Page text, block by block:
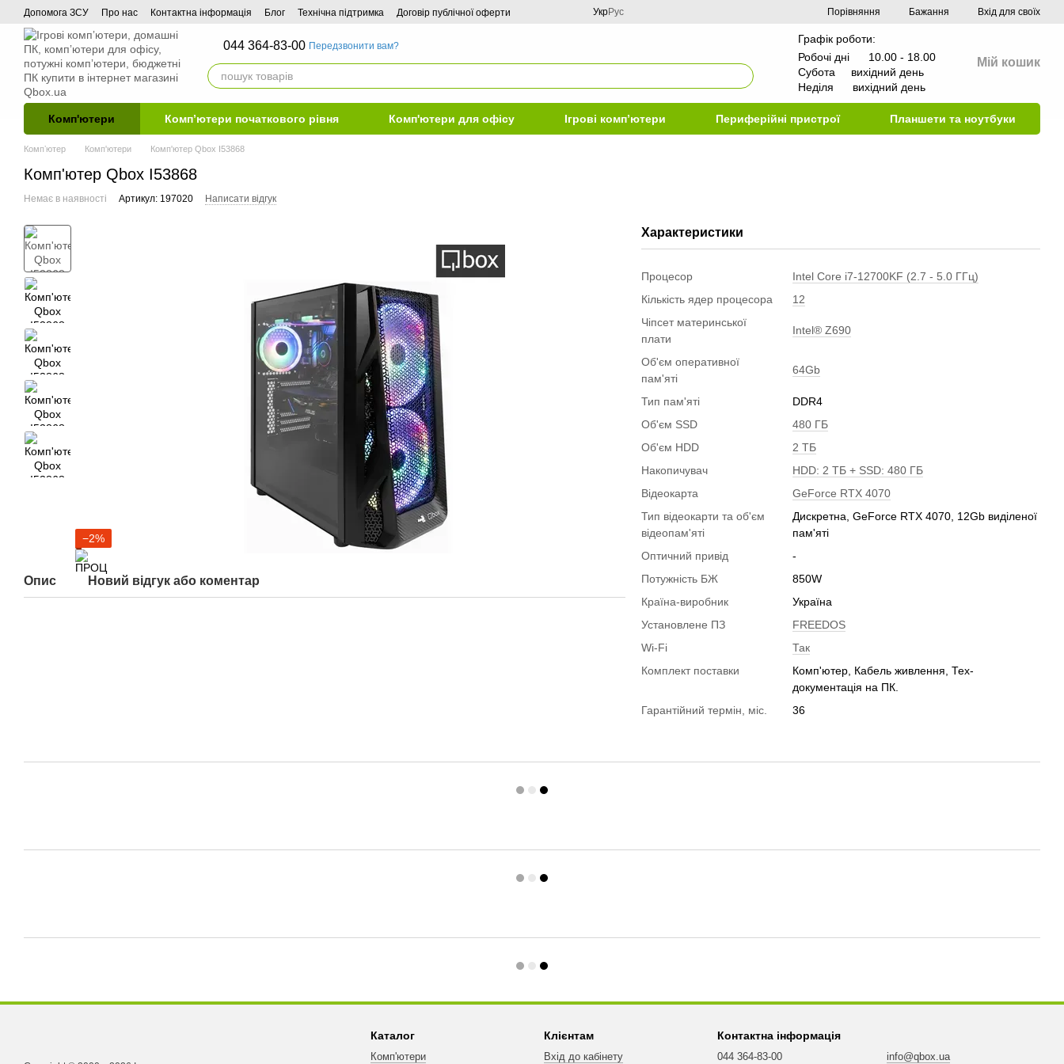
Перейти до основного контенту
Допомога ЗСУ Про нас Контактна інформація Блог Технічна підтримка Договір публічної оферти УкрРус Порівняння Бажання Вхід для своїх
044 364-83-00 Передзвонити вам?
Графік роботи:
Робочі дні 10.00 - 18.00
Субота вихідний день
Неділя вихідний день
Мій кошик
Комп'ютери Комп’ютери початкового рівня Комп'ютери для офісу Ігрові комп’ютери Периферійні пристрої Планшети та ноутбуки
Компʼютер Комп'ютери Комп'ютер Qbox I53868
Комп'ютер Qbox I53868
Немає в наявності Артикул: 197020 Написати відгук
−2%
Опис Новий відгук або коментар
Характеристики
Процесор
Intel Core i7-12700KF (2.7 - 5.0 ГГц)
Кількість ядер процесора
12
Чіпсет материнської
плати
Intel® Z690
Об'єм оперативної
пам'яті
64Gb
Тип пам'яті
DDR4
Об'єм SSD
480 ГБ
Об'єм HDD
2 ТБ
Накопичувач
HDD: 2 ТБ + SSD: 480 ГБ
Відеокарта
GeForce RTX 4070
Тип відеокарти та об'єм
відеопам'яті
Дискретна, GeForce RTX 4070, 12Gb виділеної
пам'яті
Оптичний привід
-
Потужність БЖ
850W
Країна-виробник
Україна
Установлене ПЗ
FREEDOS
Wi-Fi
Так
Комплект поставки
Комп'ютер, Кабель живлення, Тех-
документація на ПК.
Гарантійний термін, міс.
36
Каталог
Комп'ютери
Клієнтам
Вхід до кабінету
Контактна інформація
044 364-83-00 info@qbox.ua